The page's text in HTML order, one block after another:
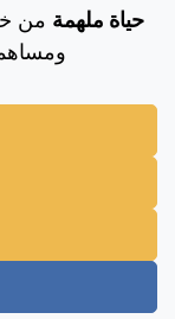
حياة ملهمة من